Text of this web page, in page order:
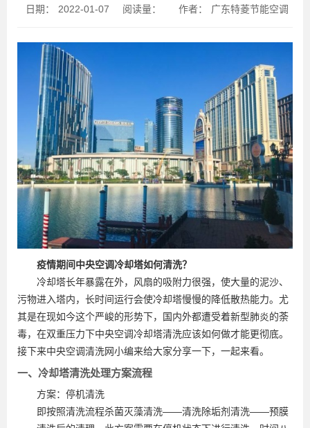
日期： 2022-01-07 阅读量： 作者： 广东特菱节能空调
疫情期间中央空调冷却塔如何清洗？
冷却塔长年暴露在外，风扇的吸附力很强，使大量的泥沙、
污物进入塔内，长时间运行会使冷却塔慢慢的降低散热能力。尤
其是在现如今这个严峻的形势下，国内外都遭受着新型肺炎的荼
毒，在双重压力下中央空调冷却塔清洗应该如何做才能更彻底。
接下来中央空调清洗网小编来给大家分享一下，一起来看。
一、冷却塔清洗处理方案流程
方案：停机清洗
即按照清洗流程杀菌灭藻清洗——清洗除垢剂清洗——预膜